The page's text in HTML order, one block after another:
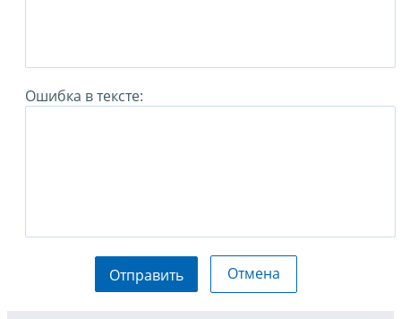
Ошибка в тексте:
Отправить Отмена